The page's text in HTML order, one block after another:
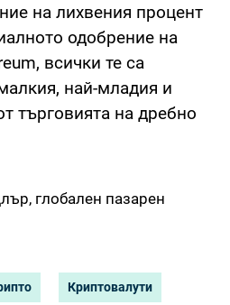
на лихвения процент
одобрение на
всички те са
най-младия и
търговията на дребно
глобален пазарен
Криптовалути